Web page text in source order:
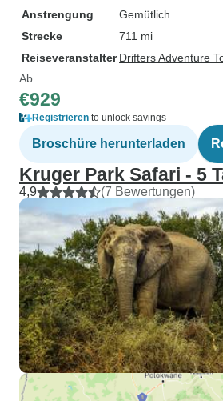
Anstrengung
Gemütlich
Strecke
711 mi
Reiseveranstalter Drifters Adventure
Ab
€929
Registrieren to unlock savings
Broschüre herunterladen
Kruger Park Safari - 5
4,9 (7 Bewertungen)